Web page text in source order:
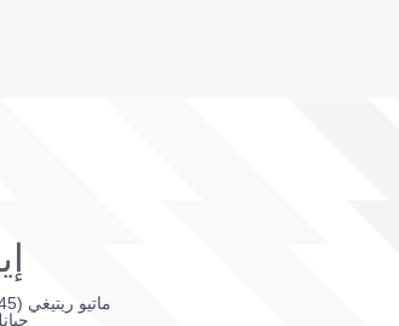
ماتيو ريتيغي (45'+2' ضربة جزاء, 74')